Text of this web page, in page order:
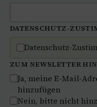
DATENSCHUTZ-
Datenschutz-
ZUM NEWSLETTER
Ja, meine E-Mail-
hinzufügen
Nein, bitte nicht